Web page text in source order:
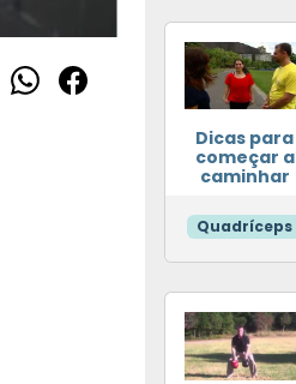
Dicas para
começar a
caminhar
Quadríceps